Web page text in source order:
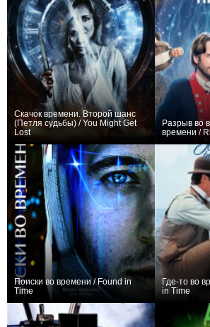
Скачок времени. Второй шанс
(Петля судьбы) / You Might Get
Lost
Разрыв во
времени /
Поиски во времени / Found in
Time
Где-то во
in Time